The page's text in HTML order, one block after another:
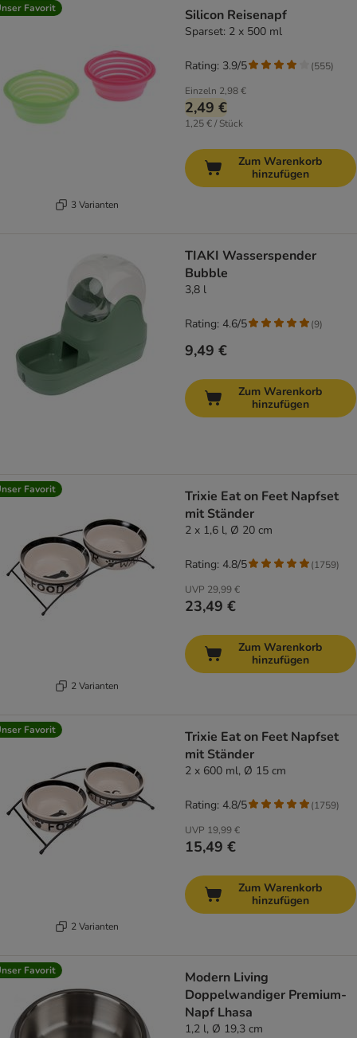
Favorit
3 Varianten
Silicon Reisenapf
Sparset: 2 x 500 ml
Einzeln 2,98 €
2,49 €
1,25 € / Stück
Rating: 3.9/5 (555)
Zum Warenkorb
hinzufügen
TIAKI Wasserspender
Bubble
3,8 l
9,49 €
Rating: 4.6/5 (9)
Zum Warenkorb
hinzufügen
Favorit
2 Varianten
Trixie Eat on Feet Napfset
mit Ständer
2 x 1,6 l, Ø 20 cm
UVP 29,99 €
23,49 €
Rating: 4.8/5 (1759)
Zum Warenkorb
hinzufügen
Favorit
2 Varianten
Trixie Eat on Feet Napfset
mit Ständer
2 x 600 ml, Ø 15 cm
UVP 19,99 €
15,49 €
Rating: 4.8/5 (1759)
Zum Warenkorb
hinzufügen
Favorit
Modern Living
Doppelwandiger Premium-
Napf Lhasa
1,2 l, Ø 19,3 cm